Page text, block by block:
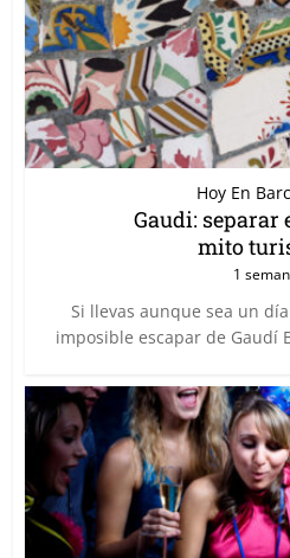
Hoy En
Gaudi: separar
mito
1
Si llevas aunque sea un
imposible escapar de Gaudí